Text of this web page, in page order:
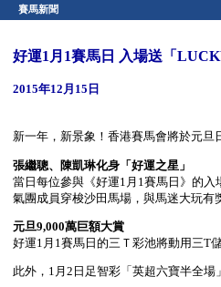
賽馬新聞
好運1月1賽馬日 入場送「
2015年12月15日
新一年，新景象！香港賽馬會將於元旦
張繼聰、陳凱琳化身「好運之星」
當日每位參與《好運1月1賽馬日》的
氣團成員穿梭沙田馬場，與馬迷大玩有
元旦9,000萬巨額大賞
好運1月1賽馬日的三Ｔ彩池將動用三T
此外，1月2日足智彩「英超六寶半全